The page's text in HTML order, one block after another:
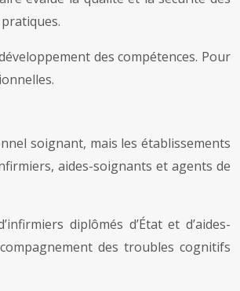
des compétences. Pour
soignant, mais les établissements
aides-soignants et agents de
diplômés d’État et d’aides-
des troubles cognitifs